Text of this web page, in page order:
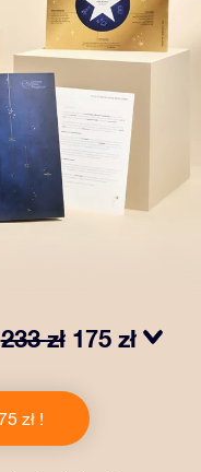
233 zł 175 zł
enthält einen
Dokumente, die
werden, sowie
zł !